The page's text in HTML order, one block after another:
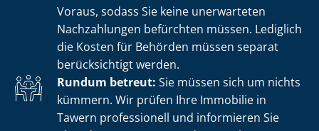
Voraus, sodass Sie keine unerwarteten
Nachzahlungen befürchten müssen. Lediglich
die Kosten für Behörden müssen separat
berücksichtigt werden.
Rundum betreut: Sie müssen sich um nichts
kümmern. Wir prüfen Ihre Immobilie in
Tawern professionell und informieren Sie